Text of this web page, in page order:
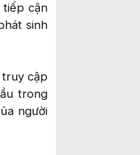
tiếp cận
sinh
truy cập
trong
người